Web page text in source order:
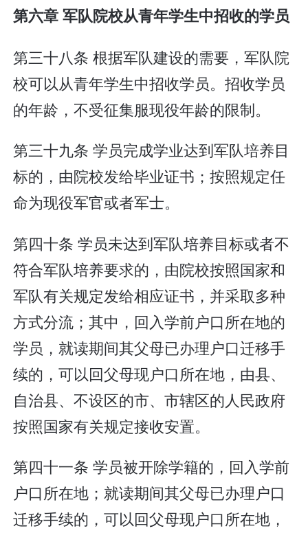
第六章 军队院校从青年学生中招收的学员
第三十八条 根据军队建设的需要，军队院
校可以从青年学生中招收学员。招收学员
的年龄，不受征集服现役年龄的限制。
第三十九条 学员完成学业达到军队培养目
标的，由院校发给毕业证书；按照规定任
命为现役军官或者军士。
第四十条 学员未达到军队培养目标或者不
符合军队培养要求的，由院校按照国家和
军队有关规定发给相应证书，并采取多种
方式分流；其中，回入学前户口所在地的
学员，就读期间其父母已办理户口迁移手
续的，可以回父母现户口所在地，由县、
自治县、不设区的市、市辖区的人民政府
按照国家有关规定接收安置。
第四十一条 学员被开除学籍的，回入学前
户口所在地；就读期间其父母已办理户口
迁移手续的，可以回父母现户口所在地，